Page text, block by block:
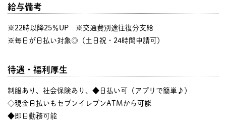
給与備考
※22時以降25％UP ※交通費別途往復分支給
※毎日が日払い対象◎（土日祝・24時間申請可）
待遇・福利厚生
制服あり、社会保険あり、◆日払い可（アプリで簡単♪）
◇現金日払いもセブンイレブンATMから可能
◆即日勤務可能